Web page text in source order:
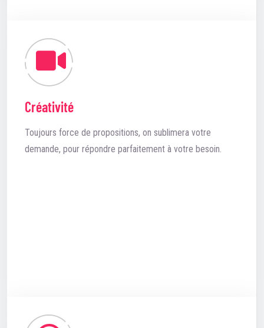
Créativité
Toujours force de propositions, on sublimera votre
demande, pour répondre parfaitement à votre besoin.